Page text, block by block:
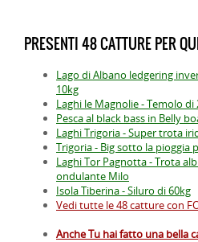
PRESENTI 48 CATTURE PER
Lago di Albano ledgering
10kg
Laghi le Magnolie - Temolo di
Pesca al black bass in Belly
Laghi Trigoria - Super trota
Trigoria - Big sotto la pioggia
Laghi Tor Pagnotta - Trota
ondulante Milo
Isola Tiberina - Siluro di 60kg
Vedi tutte le 48 catture con
Anche Tu hai fatto una bella